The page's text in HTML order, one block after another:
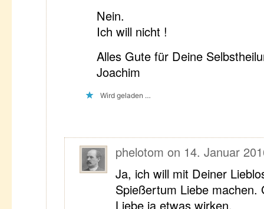
Nein.
Ich will nicht !
Alles Gute für Deine
Joachim
Wird geladen …
phelotom on 14. Januar
Ja, ich will mit Deiner
Spießertum Liebe machen.
Liebe ja etwas wirken.